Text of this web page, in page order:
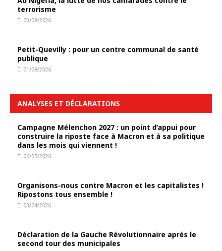
terrorisme
03/08/2026
Petit-Quevilly : pour un centre communal de santé
publique
01/08/2026
ANALYSES ET DÉCLARATIONS
Campagne Mélenchon 2027 : un point d’appui pour
construire la riposte face à Macron et à sa politique
dans les mois qui viennent !
06/05/2026
Organisons-nous contre Macron et les capitalistes !
Ripostons tous ensemble !
03/04/2026
Déclaration de la Gauche Révolutionnaire après le
second tour des municipales